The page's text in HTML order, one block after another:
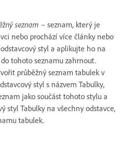
seznam – seznam, který je
nebo prochází více články nebo
styl a aplikujte ho na
tohoto seznamu zahrnout.
průběžný seznam tabulek v
styl s názvem Tabulky,
jako součást tohoto stylu a
styl Tabulky na všechny odstavce,
tabulek.